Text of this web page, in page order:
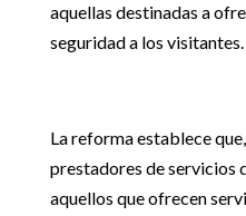
aquellas destinadas a
seguridad a los visitantes.
La reforma establece
prestadores de servicios
aquellos que ofrecen